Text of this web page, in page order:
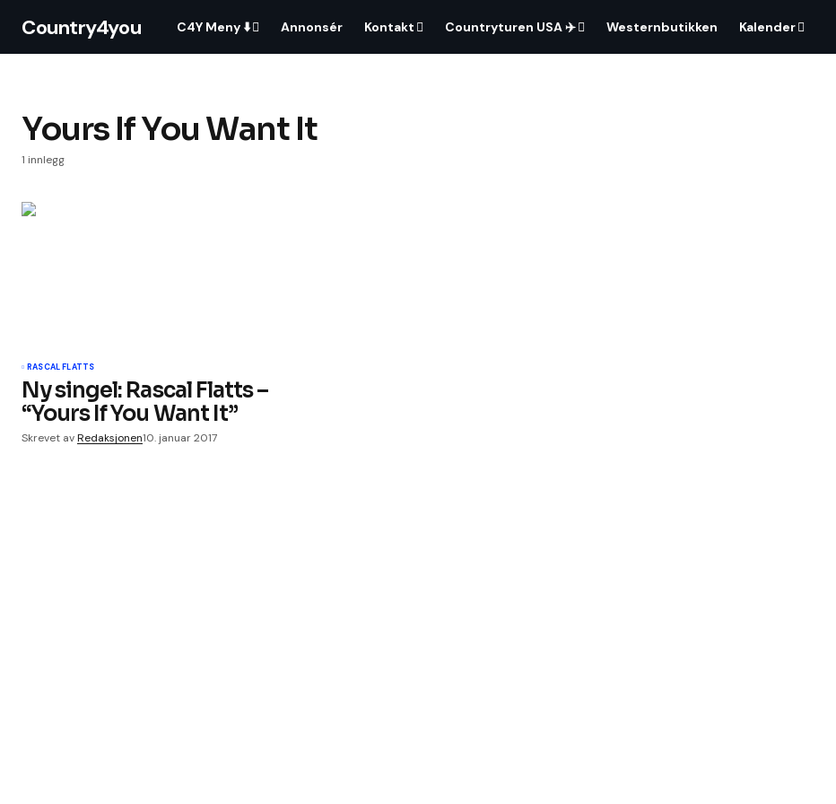
Country4you C4Y Meny ⬇️ Annonsér Kontakt Countryturen USA ✈️ Westernbutikken Kalender
Yours If You Want It
1 innlegg
RASCAL FLATTS
Ny singel: Rascal Flatts –
“Yours If You Want It”
Skrevet avRedaksjonen10. januar 2017